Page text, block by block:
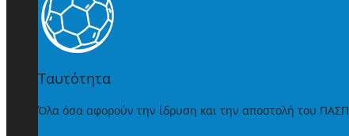
Ταυτότητα
Όλα όσα αφορούν την ίδρυση και την αποστολή του ΠΑΣΠ